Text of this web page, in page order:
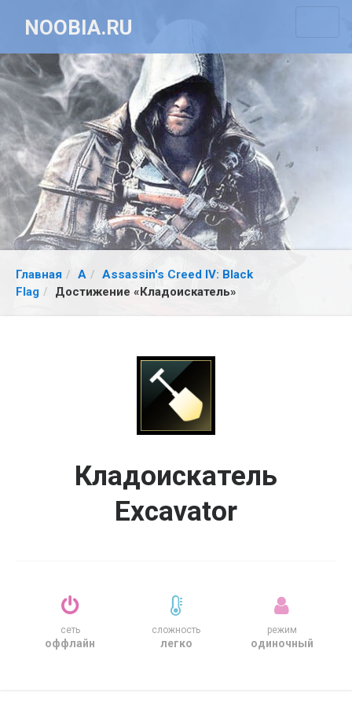
NOOBIA.RU
Главная A
Assassin's Creed IV: Black
Flag
Достижение «Кладоискатель»
Кладоискатель
Excavator
сеть
оффлайн
сложность
легко
режим
одиночный